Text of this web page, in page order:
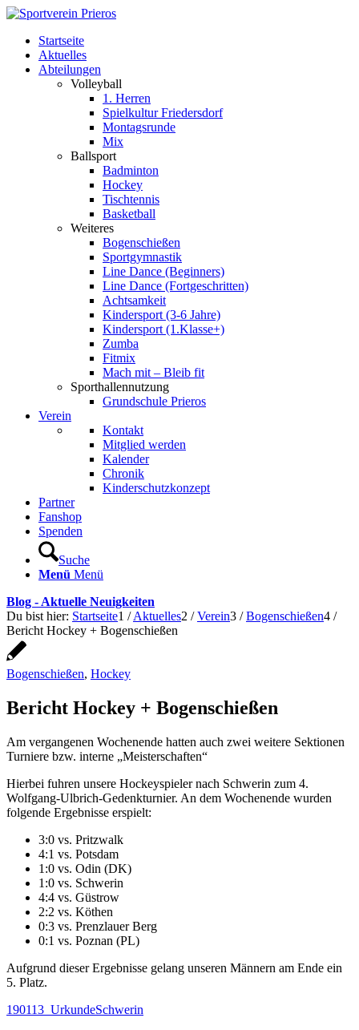
Startseite
Aktuelles
Abteilungen
Volleyball
1. Herren
Spielkultur Friedersdorf
Montagsrunde
Mix
Ballsport
Badminton
Hockey
Tischtennis
Basketball
Weiteres
Bogenschießen
Sportgymnastik
Line Dance (Beginners)
Line Dance (Fortgeschritten)
Achtsamkeit
Kindersport (3-6 Jahre)
Kindersport (1.Klasse+)
Zumba
Fitmix
Mach mit – Bleib fit
Sporthallennutzung
Grundschule Prieros
Verein
Kontakt
Mitglied werden
Kalender
Chronik
Kinderschutzkonzept
Partner
Fanshop
Spenden
Suche
Menü Menü
Blog - Aktuelle Neuigkeiten
Du bist hier: Startseite1 / Aktuelles2 / Verein3 / Bogenschießen4 /
Bericht Hockey + Bogenschießen
Bogenschießen, Hockey
Bericht Hockey + Bogenschießen
Am vergangenen Wochenende hatten auch zwei weitere Sektionen
Turniere bzw. interne „Meisterschaften“
Hierbei fuhren unsere Hockeyspieler nach Schwerin zum 4.
Wolfgang-Ulbrich-Gedenkturnier. An dem Wochenende wurden
folgende Ergebnisse erspielt:
3:0 vs. Pritzwalk
4:1 vs. Potsdam
1:0 vs. Odin (DK)
1:0 vs. Schwerin
4:4 vs. Güstrow
2:2 vs. Köthen
0:3 vs. Prenzlauer Berg
0:1 vs. Poznan (PL)
Aufgrund dieser Ergebnisse gelang unseren Männern am Ende ein
5. Platz.
190113_UrkundeSchwerin